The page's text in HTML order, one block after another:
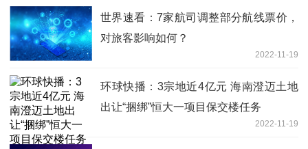
世界速看：7家航司调整部分航线票价，
对旅客影响如何？
2022-11-19
环球快播：3宗地近4亿元 海南澄迈土地
出让“捆绑”恒大一项目保交楼任务
2022-11-19